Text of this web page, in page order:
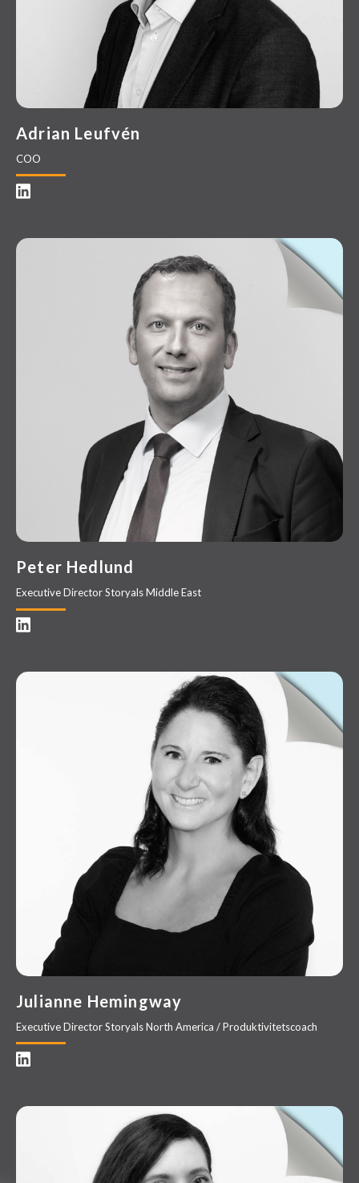
Adrian Leufvén
COO
Peter Hedlund
Executive Director Storyals Middle East
Julianne Hemingway
Executive Director Storyals North America / Produktivitetscoach